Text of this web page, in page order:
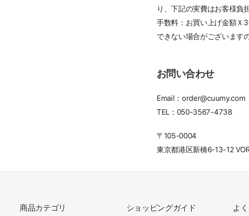
り、下記の実費はお客様負
手数料：お買い上げ金額Ｘ
できない場合がございます
お問い合わせ
Email：order@cuumy.com
TEL：050-3567-4738
〒105-0004
東京都港区新橋6-13-12
商品カテゴリ ショッピングガイド よ